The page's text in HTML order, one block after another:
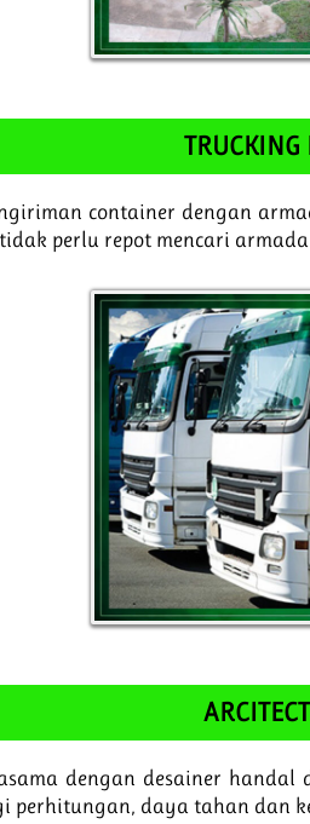
TRUCKING
container dengan
perlu repot mencari
dengan desainer
perhitungan, daya tahan dan